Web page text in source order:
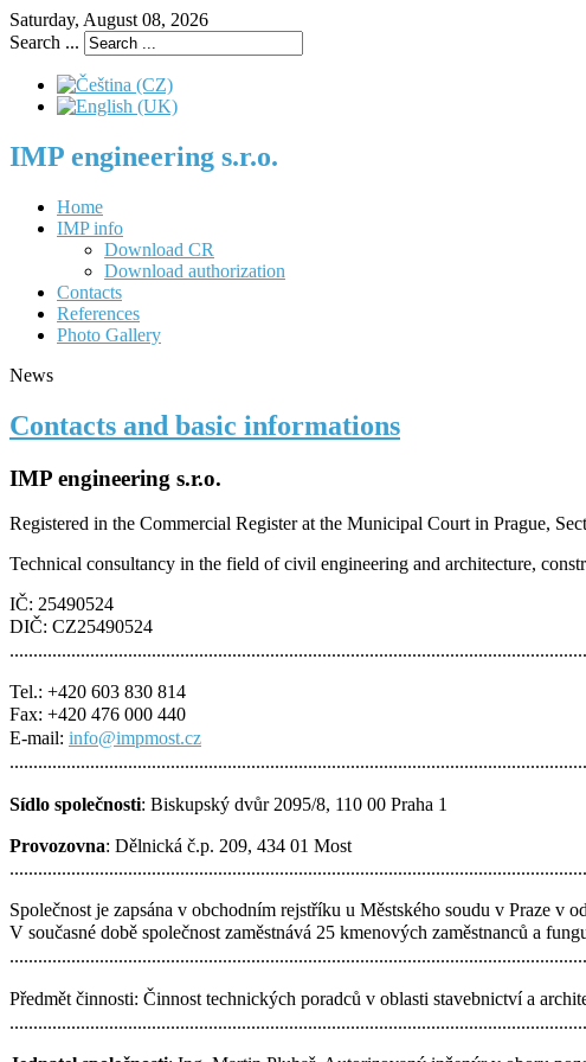
Saturday, August 08, 2026
Search ...
IMP engineering s.r.o.
Home
IMP info
Download CR
Download authorization
Contacts
References
Photo Gallery
News
Contacts and basic informations
IMP engineering s.r.o.
Registered in the Commercial Register at the Municipal Court in Prague,
Technical consultancy in the field of civil engineering and architecture,
IČ: 25490524
DIČ: CZ25490524
Tel.: +420 603 830 814
Fax: +420 476 000 440
E-mail: info@impmost.cz
Sídlo společnosti: Biskupský dvůr 2095/8, 110 00 Praha 1
Provozovna: Dělnická č.p. 209, 434 01 Most
Společnost je zapsána v obchodním rejstříku u Městského soudu v Praze v
V současné době společnost zaměstnává 25 kmenových zaměstnanců a
Předmět činnosti: Činnost technických poradců v oblasti stavebnictví a